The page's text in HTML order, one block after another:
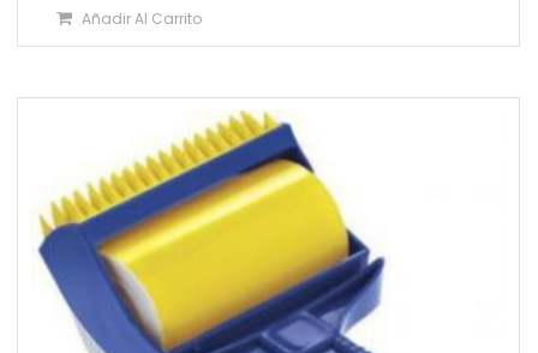
Añadir Al Carrito